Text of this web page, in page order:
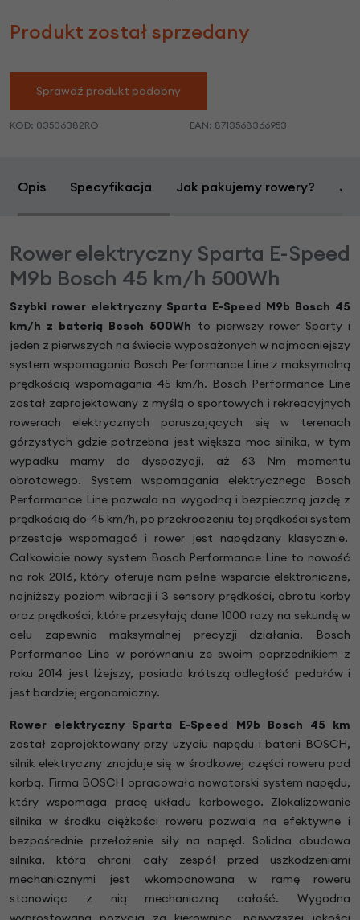
Produkt został sprzedany
Sprawdź produkt podobny
KOD: 03506382RO EAN: 8713568366953
Opis Specyfikacja Jak pakujemy rowery?
Rower elektryczny Sparta E-Speed
M9b Bosch 45 km/h 500Wh
Szybki rower elektryczny Sparta E-Speed M9b Bosch 45
km/h z baterią Bosch 500Wh to pierwszy rower Sparty i
jeden z pierwszych na świecie wyposażonych w najmocniejszy
system wspomagania Bosch Performance Line z maksymalną
prędkością wspomagania 45 km/h. Bosch Performance Line
został zaprojektowany z myślą o sportowych i rekreacyjnych
rowerach elektrycznych poruszających się w terenach
górzystych gdzie potrzebna jest większa moc silnika, w tym
wypadku mamy do dyspozycji, aż 63 Nm momentu
obrotowego. System wspomagania elektrycznego Bosch
Performance Line pozwala na wygodną i bezpieczną jazdę z
prędkością do 45 km/h, po przekroczeniu tej prędkości system
przestaje wspomagać i rower jest napędzany klasycznie.
Całkowicie nowy system Bosch Performance Line to nowość
na rok 2016, który oferuje nam pełne wsparcie elektroniczne,
najniższy poziom wibracji i 3 sensory prędkości, obrotu korby
oraz prędkości, które przesyłają dane 1000 razy na sekundę w
celu zapewnia maksymalnej precyzji działania. Bosch
Performance Line w porównaniu ze swoim poprzednikiem z
roku 2014 jest lżejszy, posiada krótszą odległość pedałów i
jest bardziej ergonomiczny.
Rower elektryczny Sparta E-Speed M9b Bosch 45 km
został zaprojektowany przy użyciu napędu i baterii BOSCH,
silnik elektryczny znajduje się w środkowej części roweru pod
korbą. Firma BOSCH opracowała nowatorski system napędu,
który wspomaga pracę układu korbowego. Zlokalizowanie
silnika w środku ciężkości roweru pozwala na efektywne i
bezpośrednie przełożenie siły na napęd. Solidna obudowa
silnika, która chroni cały zespół przed uszkodzeniami
mechanicznymi jest wkomponowana w ramę roweru
stanowiąc z nią mechaniczną całość. Wygodna